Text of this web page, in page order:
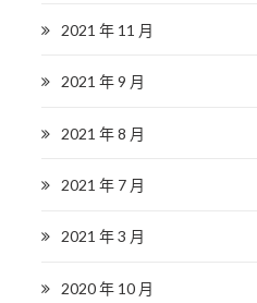
2021 年 11 月
2021 年 9 月
2021 年 8 月
2021 年 7 月
2021 年 3 月
2020 年 10 月